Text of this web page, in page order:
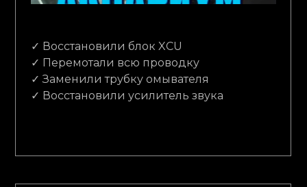
✓ Восстановили блок XCU
✓ Перемотали всю проводку
✓ Заменили трубку омывателя
✓ Восстановили усилитель звука